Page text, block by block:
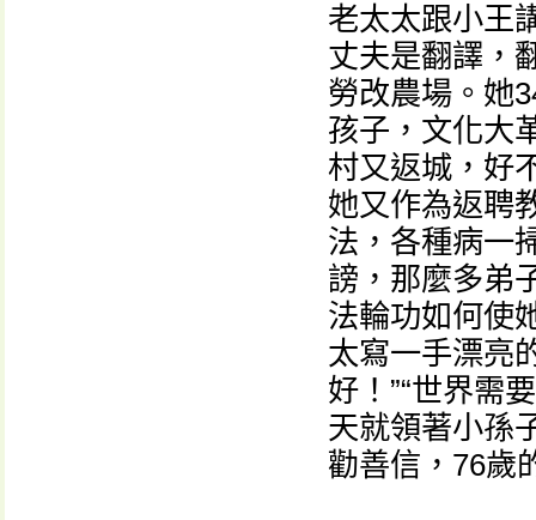
老太太跟小王
丈夫是翻譯，
勞改農場。她
孩子，文化大
村又返城，好
她又作為返聘
法，各種病一
謗，那麼多弟
法輪功如何使
太寫一手漂亮
好！”“世界需
天就領著小孫
勸善信，76歲